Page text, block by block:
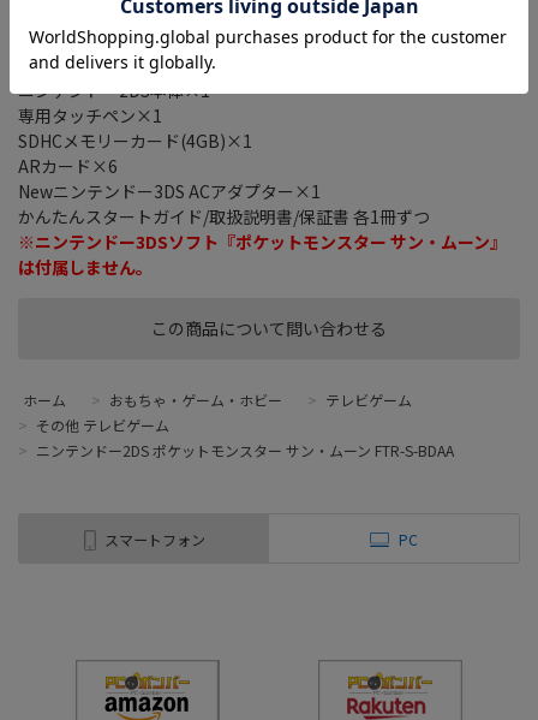
この商品について問い合わせる
さい。 また、当店ではご購入後チケットが同梱されていない際の
サポートを承れません。
■セット内容
ニンテンドー2DS本体×1
専用タッチペン×1
SDHCメモリーカード(4GB)×1
ARカード×6
Newニンテンドー3DS ACアダプター×1
かんたんスタートガイド/取扱説明書/保証書 各1冊ずつ
※ニンテンドー3DSソフト『ポケットモンスター サン・ムーン』
は付属しません。
ホーム > おもちゃ・ゲーム・ホビー > テレビゲーム
> その他 テレビゲーム
> ニンテンドー2DS ポケットモンスター サン・ムーン FTR-S-BDAA
スマートフォン PC